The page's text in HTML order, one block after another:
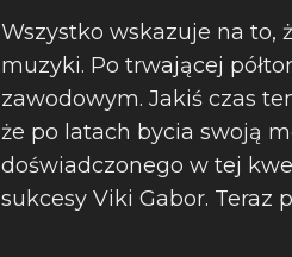
Wszystko wskazuje na to,
muzyki. Po trwającej
zawodowym. Jakiś czas
że po latach bycia swoją
doświadczonego w tej
sukcesy Viki Gabor. Teraz